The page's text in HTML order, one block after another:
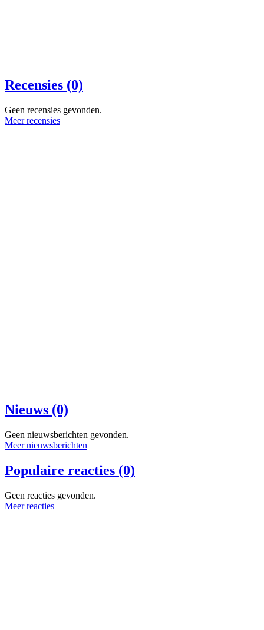
Recensies (0)
Geen recensies gevonden.
Meer recensies
Nieuws (0)
Geen nieuwsberichten gevonden.
Meer nieuwsberichten
Populaire reacties (0)
Geen reacties gevonden.
Meer reacties